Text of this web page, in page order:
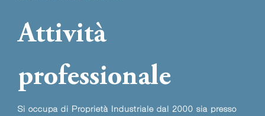
Attività
professionale
Si occupa di Proprietà Industriale dal 2000 sia presso